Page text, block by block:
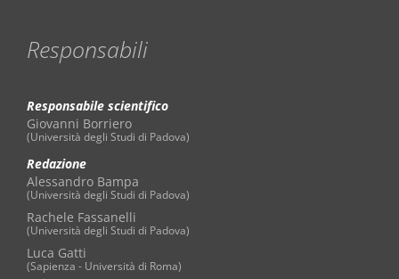
Responsabili
Responsabile scientifico
Giovanni Borriero
(Università degli Studi di Padova)
Redazione
Alessandro Bampa
(Università degli Studi di Padova)
Rachele Fassanelli
(Università degli Studi di Padova)
Luca Gatti
(Sapienza - Università di Roma)